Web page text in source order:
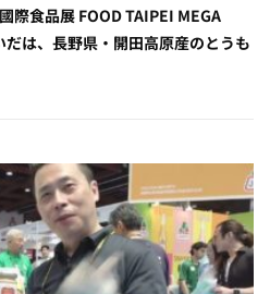
際食品展 FOOD TAIPEI MEGA
は、長野県・開田高原産のとうも